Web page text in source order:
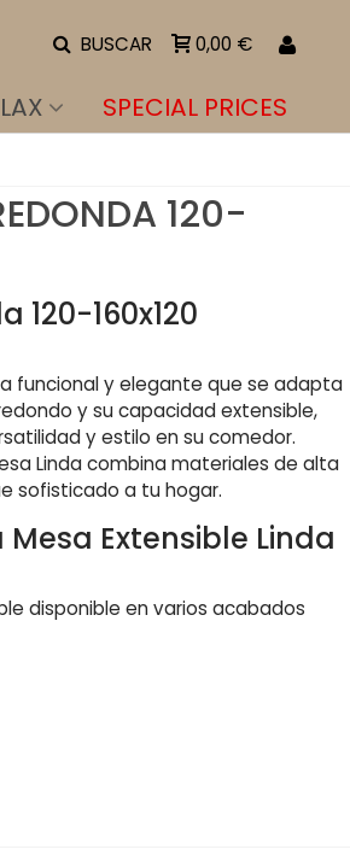
BUSCAR 0,00 €
SPECIAL PRICES
120-
120-160x120
funcional y elegante que se adapta
y su capacidad extensible,
y estilo en su comedor.
Linda combina materiales de alta
sofisticado a tu hogar.
Extensible Linda
disponible en varios acabados